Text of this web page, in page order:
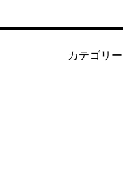
カテゴリ